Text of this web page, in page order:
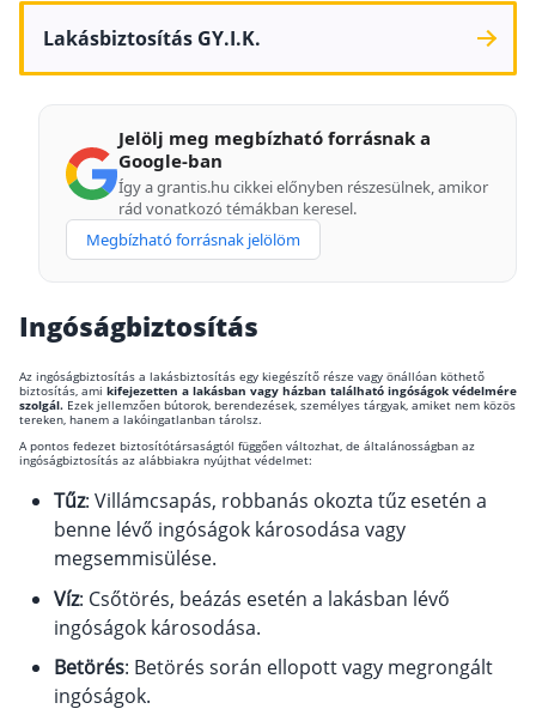
Blog
Rólunk
Karrier
Lakásbiztosítás útmutató – Hogyan válassz?
Lakásbiztosítás: válaszok az 50 leggyakoribb
útmutató
Lakásbiztosítás GY.I.K.
Jelölj meg megbízható forrásnak a
Google-ban
Így a grantis.hu cikkei előnyben részesülnek, amikor
rád vonatkozó témákban keresel.
Megbízható forrásnak jelölöm
Ingóságbiztosítás
Az ingóságbiztosítás a lakásbiztosítás egy kiegészítő része vagy önállóan köthető
biztosítás, ami kifejezetten a lakásban vagy házban található ingóságok védelmére
szolgál. Ezek jellemzően bútorok, berendezések, személyes tárgyak, amiket nem közös
tereken, hanem a lakóingatlanban tárolsz.
A pontos fedezet biztosítótársaságtól függően változhat, de általánosságban az
ingóságbiztosítás az alábbiakra nyújthat védelmet:
Tűz:​ Villámcsapás, robbanás okozta tűz esetén a
benne lévő ingóságok károsodása vagy
megsemmisülése.
Víz:​ Csőtörés, beázás esetén a lakásban lévő
ingóságok károsodása.
Betörés:​ Betörés során ellopott vagy megrongált
ingóságok.